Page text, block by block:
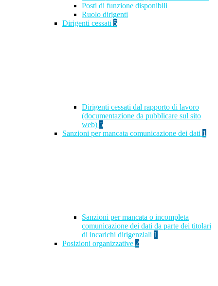
Posti di funzione disponibili
Ruolo dirigenti
Dirigenti cessati 5
Dirigenti cessati dal rapporto di lavoro
(documentazione da pubblicare sul sito
web) 5
Sanzioni per mancata comunicazione dei dati 1
Sanzioni per mancata o incompleta
comunicazione dei dati da parte dei titolari
di incarichi dirigenziali 1
Posizioni organizzative 2